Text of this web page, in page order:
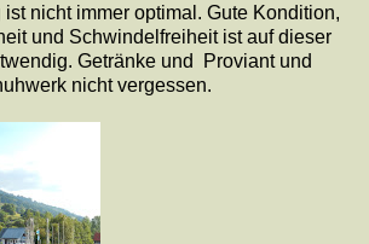
nicht immer optimal. Gute Kondition,
und Schwindelfreiheit ist auf dieser
Getränke und
Proviant und
nicht vergessen.